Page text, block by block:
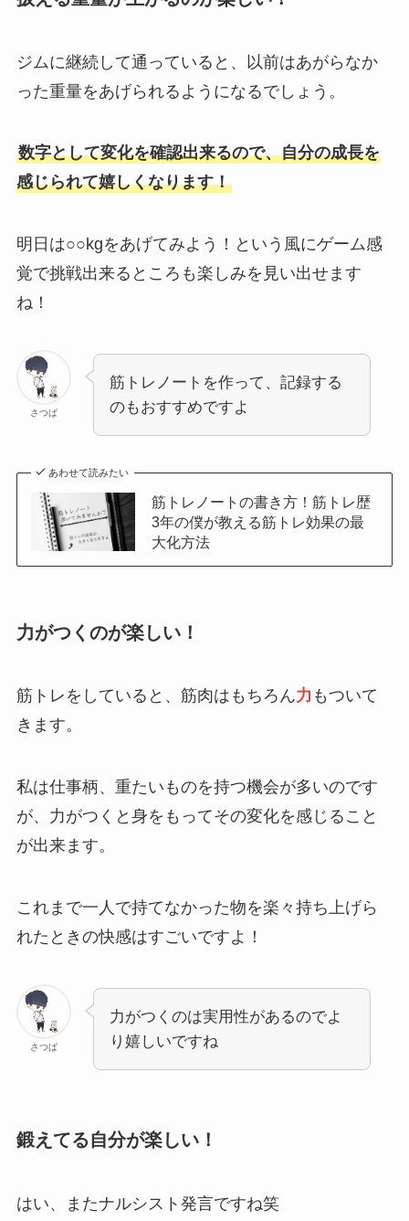
ジムに継続して通っていると、以前はあがらなか
った重量をあげられるようになるでしょう。
数字として変化を確認出来るので、自分の成長を
感じられて嬉しくなります！
明日は○○kgをあげてみよう！という風にゲーム感
覚で挑戦出来るところも楽しみを見い出せます
ね！
さつば
筋トレノートを作って、記録する
のもおすすめですよ
あわせて読みたい
筋トレノートの書き方！筋トレ歴
3年の僕が教える筋トレ効果の最
大化方法
力がつくのが楽しい！
筋トレをしていると、筋肉はもちろん力 もついて
きます。
私は仕事柄、重たいものを持つ機会が多いのです
が、力がつくと身をもってその変化を感じること
が出来ます。
これまで一人で持てなかった物を楽々持ち上げら
れたときの快感はすごいですよ！
さつば
力がつくのは実用性があるのでよ
り嬉しいですね
鍛えてる自分が楽しい！
はい、またナルシスト発言ですね笑